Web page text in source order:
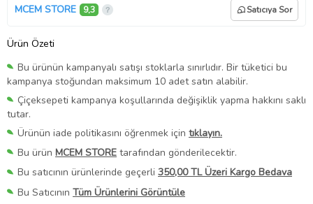
MCEM STORE 9,3 Satıcıya Sor
Ürün Özeti
Bu ürünün kampanyalı satışı stoklarla sınırlıdır. Bir tüketici bu
kampanya stoğundan maksimum 10 adet satın alabilir.
Çiçeksepeti kampanya koşullarında değişiklik yapma hakkını saklı
tutar.
Ürünün iade politikasını öğrenmek için tıklayın.
Bu ürün MCEM STORE tarafından gönderilecektir.
Bu satıcının ürünlerinde geçerli 350,00 TL Üzeri Kargo Bedava
Bu Satıcının Tüm Ürünlerini Görüntüle